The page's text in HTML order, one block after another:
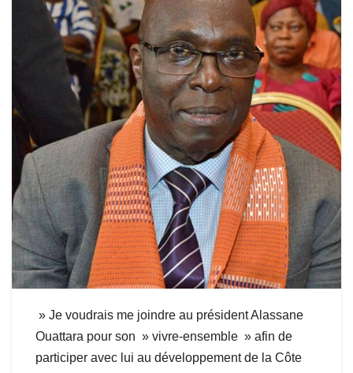
» Je voudrais me joindre au président Alassane
Ouattara pour son » vivre-ensemble » afin de
participer avec lui au développement de la Côte